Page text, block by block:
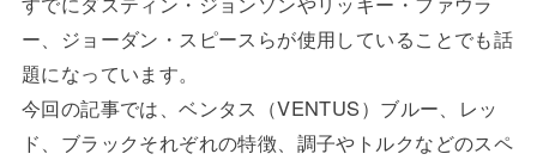
ー、ジョーダン・スピースらが使用していることでも話
題になっています。
今回の記事では、ベンタス（VENTUS）ブルー、レッ
ド、ブラックそれぞれの特徴、調子やトルクなどのスペ